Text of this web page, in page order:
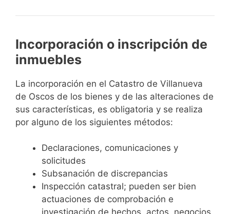
Incorporación o inscripción de
inmuebles
La incorporación en el Catastro de Villanueva
de Oscos de los bienes y de las alteraciones de
sus características, es obligatoria y se realiza
por alguno de los siguientes métodos:
Declaraciones, comunicaciones y
solicitudes
Subsanación de discrepancias
Inspección catastral; pueden ser bien
actuaciones de comprobación e